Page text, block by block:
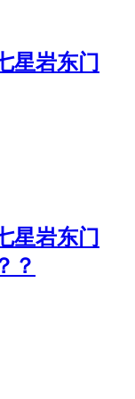
星岩东门
星岩东门
？